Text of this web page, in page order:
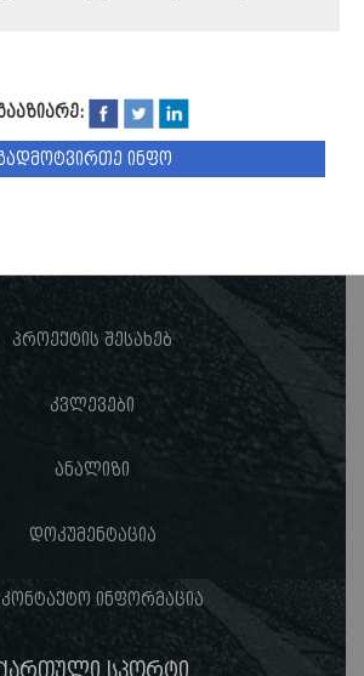
ინფო
პროექტის შესახებ
კვლევები
ანალიზი
დოკუმენტაცია
ინფორმაცია
სპორტი